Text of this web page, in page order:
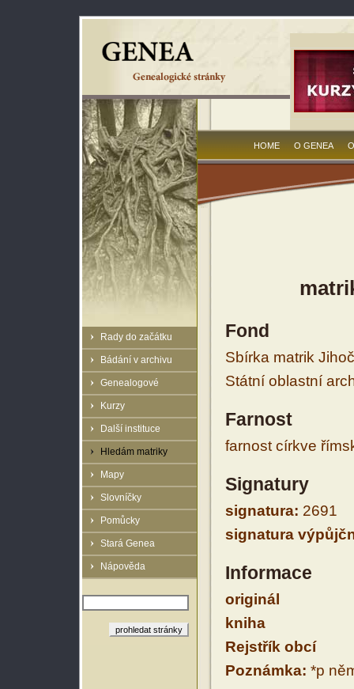
Rady do začátku
Bádání v archivu
Genealogové
Kurzy
Další instituce
Hledám matriky
Mapy
Slovníčky
Pomůcky
Stará Genea
Nápověda
HOME O GENEA
Fond
Sbírka matrik
Státní oblastní
Farnost
farnost církve
Signatury
signatura: 2691
signatura
Informace
originál
kniha
Rejstřík obcí
Poznámka: *p